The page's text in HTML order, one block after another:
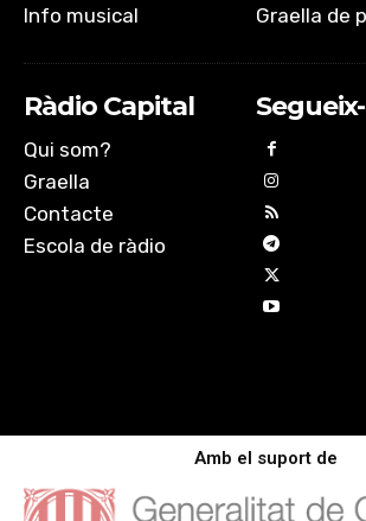
Info musical
Graella de
Ràdio Capital
Qui som?
Graella
Contacte
Escola de ràdio
Amb el suport de